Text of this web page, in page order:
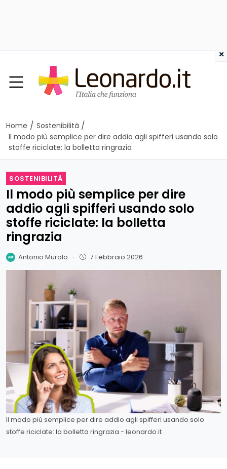
Home / Sostenibilità /
Il modo più semplice per dire addio agli spifferi usando solo
stoffe riciclate: la bolletta ringrazia
SOSTENIBILITÀ
Il modo più semplice per dire
addio agli spifferi usando solo
stoffe riciclate: la bolletta
ringrazia
Antonio Murolo - 7 Febbraio 2026
Il modo più semplice per dire addio agli spifferi usando solo
stoffe riciclate: la bolletta ringrazia - leonardo.it
×